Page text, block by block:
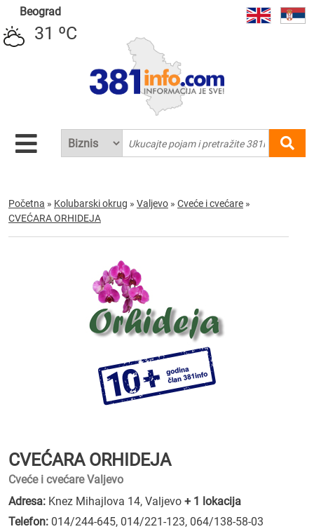
Beograd
31 ºC
Početna » Kolubarski okrug » Valjevo » Cveće i cvećare »
CVEĆARA ORHIDEJA
CVEĆARA ORHIDEJA
Cveće i cvećare Valjevo
Adresa: Knez Mihajlova 14, Valjevo + 1 lokacija
Telefon: 014/244-645, 014/221-123, 064/138-58-03